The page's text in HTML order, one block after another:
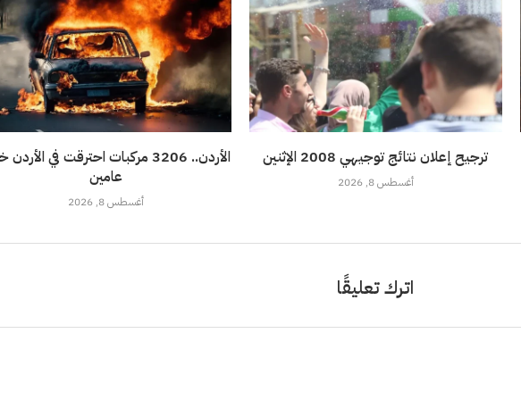
الأردن.. 3206 مركبات احترقت في
عامين
أغسطس 8, 2026
ترجيح إعلان نتائج توجيهي 2008 الإثنين
أغسطس 8, 2026
اترك تعليقًا